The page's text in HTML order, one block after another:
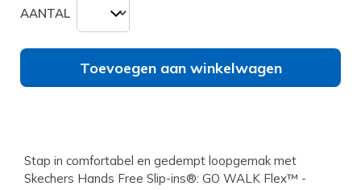
AANTAL
Toevoegen aan winkelwagen
Stap in comfortabel en gedempt loopgemak met
Skechers Hands Free Slip-ins®: GO WALK Flex™ -